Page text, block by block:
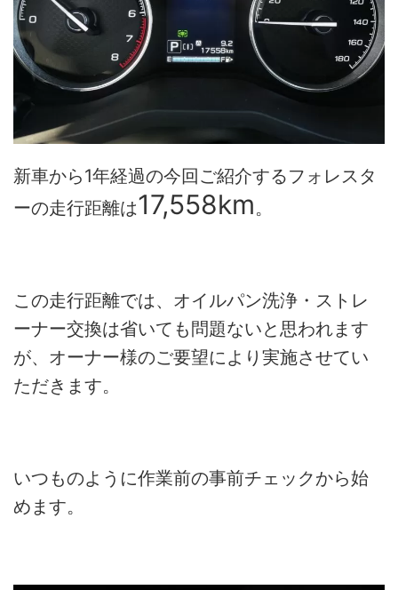
新車から1年経過の今回ご紹介するフォレスタ
ーの走行距離は17,558km。
この走行距離では、オイルパン洗浄・ストレ
ーナー交換は省いても問題ないと思われます
が、オーナー様のご要望により実施させてい
ただきます。
いつものように作業前の事前チェックから始
めます。